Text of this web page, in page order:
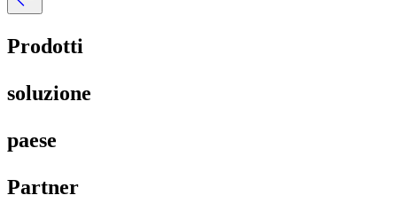
Prodotti​​
soluzione​​
paese​​
Partner​​